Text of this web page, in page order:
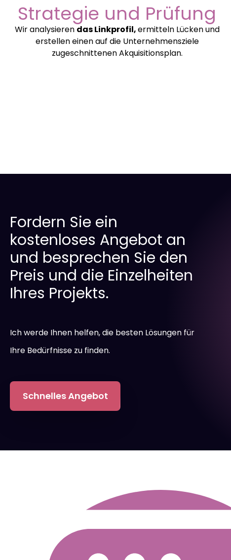
Strategie und Prüfung
Wir analysieren das Linkprofil,ermitteln Lücken und
erstellen einen auf die Unternehmensziele
zugeschnittenen Akquisitionsplan.
Fordern Sie ein
kostenloses Angebot an
und besprechen Sie den
Preis und die Einzelheiten
Ihres Projekts.
Ich werde Ihnen helfen, die besten Lösungen für
Ihre Bedürfnisse zu finden.
Schnelles Angebot